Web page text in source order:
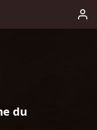
du